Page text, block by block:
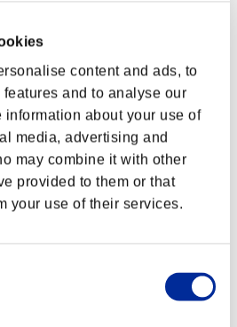
content and ads, to
and to analyse our
information about your use of
media, advertising and
may combine it with other
provided to them or that
your use of their services.